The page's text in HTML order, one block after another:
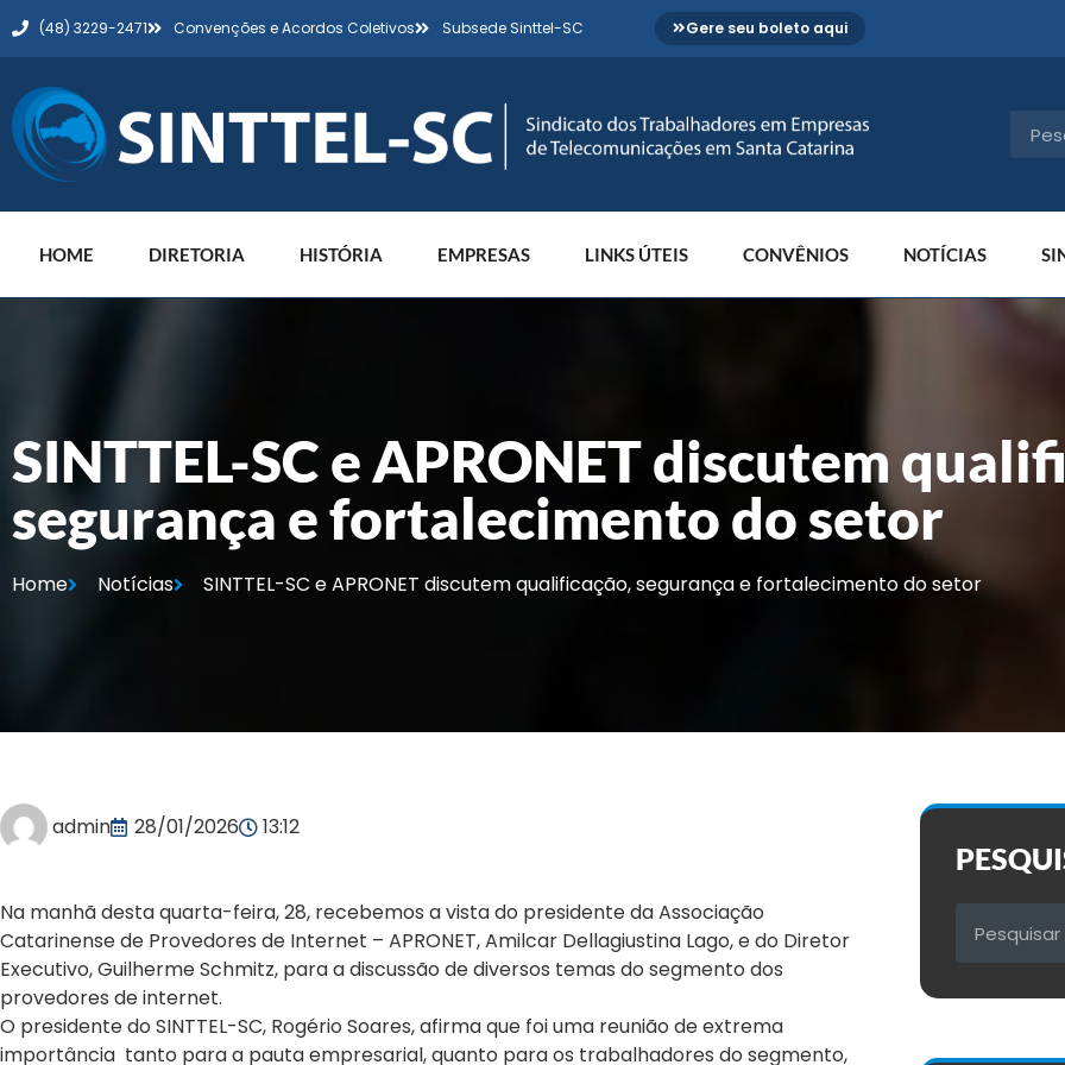
(48) 3229-2471 Convenções e Acordos Coletivos Subsede Sinttel-SC Gere seu boleto aqui
HOME DIRETORIA HISTÓRIA EMPRESAS LINKS ÚTEIS CONVÊNIOS NOTÍCIAS
SINTTEL-SC e APRONET discutem
segurança e fortalecimento do setor
Home Notícias SINTTEL-SC e APRONET discutem qualificação, segurança e fortalecimento do setor
admin 28/01/2026 13:12
Na manhã desta quarta-feira, 28, recebemos a vista do presidente da Associação
Catarinense de Provedores de Internet – APRONET, Amilcar Dellagiustina Lago, e do Diretor
Executivo, Guilherme Schmitz, para a discussão de diversos temas do segmento dos
provedores de internet.
O presidente do SINTTEL-SC, Rogério Soares, afirma que foi uma reunião de extrema
importância tanto para a pauta empresarial, quanto para os trabalhadores do segmento,